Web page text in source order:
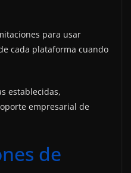
para usar
cada plataforma cuando
establecidas,
empresarial de
de